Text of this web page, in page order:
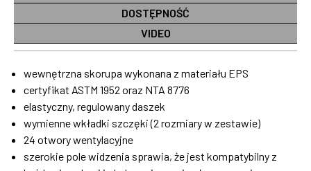
DOSTĘPNOŚĆ
VIDEO
wewnętrzna skorupa wykonana z materiału EPS
certyfikat ASTM 1952 oraz NTA 8776
elastyczny, regulowany daszek
wymienne wkładki szczęki (2 rozmiary w zestawie)
24 otwory wentylacyjne
szerokie pole widzenia sprawia, że ​​jest kompatybilny z